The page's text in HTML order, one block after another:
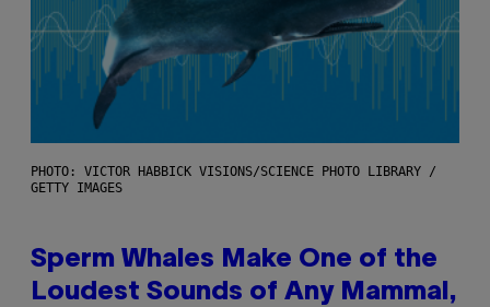
PHOTO: VICTOR HABBICK VISIONS/SCIENCE PHOTO LIBRARY /
GETTY IMAGES
Sperm Whales Make One of the
Loudest Sounds of Any Mammal,